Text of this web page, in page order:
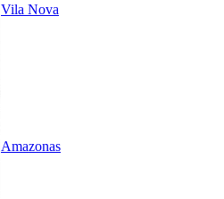
Vila Nova
Amazonas